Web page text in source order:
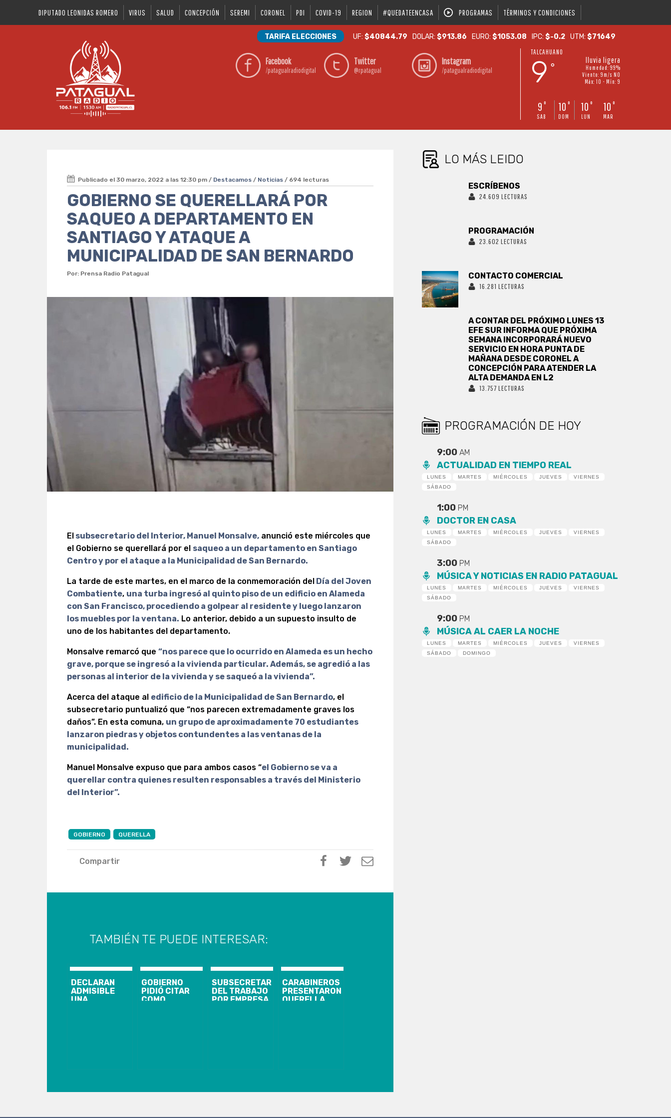
DIPUTADO LEONIDAS ROMERO VIRUS SALUD CONCEPCIÓN SEREMI CORONEL PDI COVID-19 REGION #QUEDATEENCASA PROGRAMAS TÉRMINOS Y CONDICIONES
TARIFA ELECCIONES UF:$40844.79 DOLAR:$913.86 EURO:$1053.08 IPC:$-0.2 UTM:$71649
Facebook
/patagualradiodigital
Twitter
@rpatagual
Instagram
/patagualradiodigital
TALCAHUANO
9 °
lluvia ligera
Humedad: 99%
Viento: 9m/s NO
Máx: 10 • Mín: 9
9 °
SAB
10 °
DOM
10 °
LUN
10 °
MAR
Publicado el 30 marzo, 2022 a las 12:30 pm / Destacamos / Noticias / 694 lecturas
GOBIERNO SE QUERELLARÁ POR
SAQUEO A DEPARTAMENTO EN
SANTIAGO Y ATAQUE A
MUNICIPALIDAD DE SAN BERNARDO
Por: Prensa Radio Patagual
El subsecretario del Interior, Manuel Monsalve, anunció este miércoles que
el Gobierno se querellará por el saqueo a un departamento en Santiago
Centro y por el ataque a la Municipalidad de San Bernardo.
La tarde de este martes, en el marco de la conmemoración del Día del Joven
Combatiente, una turba ingresó al quinto piso de un edificio en Alameda
con San Francisco, procediendo a golpear al residente y luego lanzaron
los muebles por la ventana. Lo anterior, debido a un supuesto insulto de
uno de los habitantes del departamento.
Monsalve remarcó que“nos parece que lo ocurrido en Alameda es un hecho
grave, porque se ingresó a la vivienda particular. Además, se agredió a las
personas al interior de la vivienda y se saqueó a la vivienda”.
Acerca del ataque al edificio de la Municipalidad de San Bernardo, el
subsecretario puntualizó que “nos parecen extremadamente graves los
daños”. En esta comuna, un grupo de aproximadamente 70 estudiantes
lanzaron piedras y objetos contundentes a las ventanas de la
municipalidad.
Manuel Monsalve expuso que para ambos casos “el Gobierno se va a
querellar contra quienes resulten responsables a través del Ministerio
del Interior”.
GOBIERNO QUERELLA
Compartir
TAMBIÉN TE PUEDE INTERESAR:
DECLARAN
ADMISIBLE
UNA
GOBIERNO
PIDIÓ CITAR
COMO
SUBSECRETARIO
DEL TRABAJO
POR EMPRESA
CARABINEROS
PRESENTARON
QUERELLA
LO MÁS LEIDO
ESCRÍBENOS
24.609 LECTURAS
PROGRAMACIÓN
23.602 LECTURAS
CONTACTO COMERCIAL
16.281 LECTURAS
A CONTAR DEL PRÓXIMO LUNES 13
EFE SUR INFORMA QUE PRÓXIMA
SEMANA INCORPORARÁ NUEVO
SERVICIO EN HORA PUNTA DE
MAÑANA DESDE CORONEL A
CONCEPCIÓN PARA ATENDER LA
ALTA DEMANDA EN L2
13.757 LECTURAS
PROGRAMACIÓN DE HOY
9:00AM
ACTUALIDAD EN TIEMPO REAL
LUNES MARTES MIÉRCOLES JUEVES
VIERNES
SÁBADO
1:00 PM
DOCTOR EN CASA
LUNES MARTES MIÉRCOLES JUEVES
VIERNES
SÁBADO
3:00 PM
MÚSICA Y NOTICIAS EN RADIO PATAGUAL
LUNES MARTES MIÉRCOLES JUEVES
VIERNES
SÁBADO
9:00 PM
MÚSICA AL CAER LA NOCHE
LUNES MARTES MIÉRCOLES JUEVES
VIERNES
SÁBADO
DOMINGO